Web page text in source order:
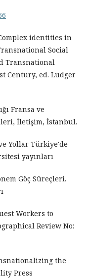
identities in
Social
Transnational
Century, ed. Ludger
Fransa ve
İletişim, İstanbul.
Yollar Türkiye'de
yayınları
Göç Süreçleri.
Workers to
Review No:
the
Press